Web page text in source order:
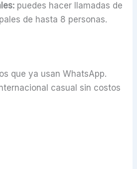
puedes hacer llamadas de
de hasta 8 personas.
que ya usan WhatsApp.
casual sin costos